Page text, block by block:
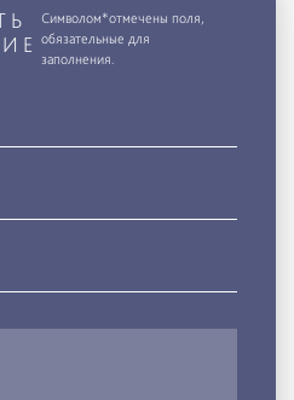
Символом*отмечены поля,
обязательные для
заполнения.